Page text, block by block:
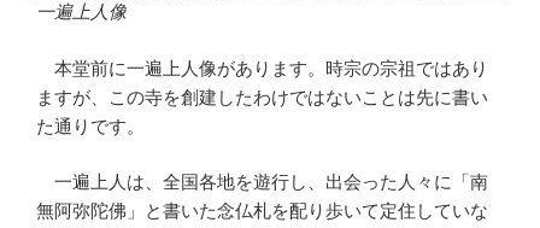
一遍上人像
本堂前に一遍上人像があります。時宗の宗祖ではあり
ますが、この寺を創建したわけではないことは先に書い
た通りです。
一遍上人は、全国各地を遊行し、出会った人々に「南
無阿弥陀佛」と書いた念仏札を配り歩いて定住していな